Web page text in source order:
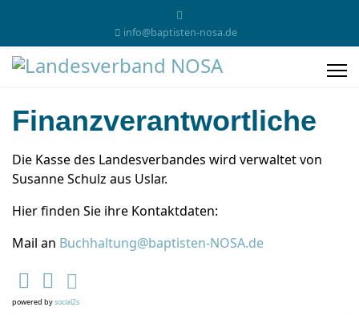
info@baptisten-nosa.de
Finanzverantwortliche
Die Kasse des Landesverbandes wird verwaltet von
Susanne Schulz aus Uslar.
Hier finden Sie ihre Kontaktdaten:
Mail an Buchhaltung@baptisten-NOSA.de
powered bysocial2s